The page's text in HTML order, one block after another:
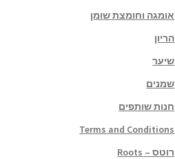
אומגה וחומצת שומן
הריון
שיער
שמנים
חנות שותפים
Terms and Conditions
רוטס – Roots